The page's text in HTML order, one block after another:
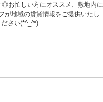
お忙しい方にオススメ、敷地内に
地域の賃貸情報をご提供いたし
さい(*^_^*)